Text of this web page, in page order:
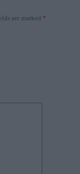
are marked *